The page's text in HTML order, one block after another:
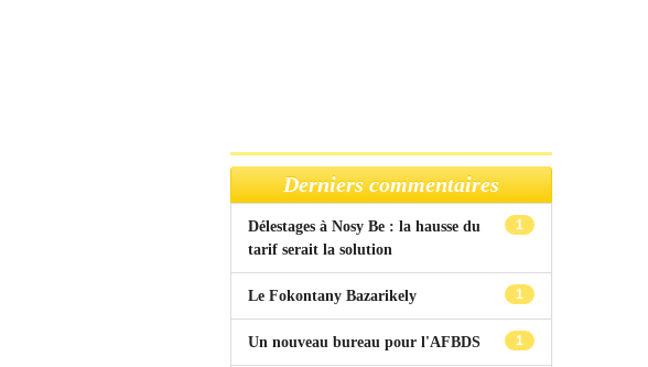
Derniers commentaires
1
Délestages à Nosy Be : la hausse du
tarif serait la solution
1
Le Fokontany Bazarikely
1
Un nouveau bureau pour l'AFBDS